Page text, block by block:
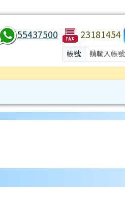
55437500 23181454
帳號